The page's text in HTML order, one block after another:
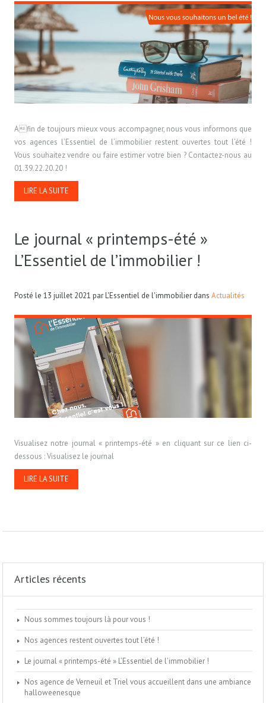
Afin de toujours mieux vous accompagner, nous vous informons que
vos agences l’Essentiel de l’immobilier restent ouvertes tout l’été !
Vous souhaitez vendre ou faire estimer votre bien ? Contactez-nous au
01.39.22.20.20 !
LIRE LA SUITE
Le journal « printemps-été »
L’Essentiel de l’immobilier !
Posté le 13 juillet 2021 parL'Essentiel de l'immobilier dans Actualités
Visualisez notre journal « printemps-été » en cliquant sur ce lien ci-
dessous : Visualisez le journal
LIRE LA SUITE
Articles récents
Nous sommes toujours là pour vous !
Nos agences restent ouvertes tout l’été !
Le journal « printemps-été » L’Essentiel de l’immobilier !
Nos agence de Verneuil et Triel vous accueillent dans une ambiance
halloweenesque